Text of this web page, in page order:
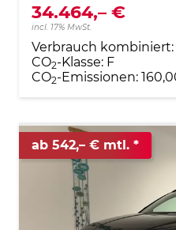
34.464,– €
incl. 17% MwSt.
Verbrauch kombiniert:
CO2-Klasse: F
CO2-Emissionen:
ab 542,– € mtl.